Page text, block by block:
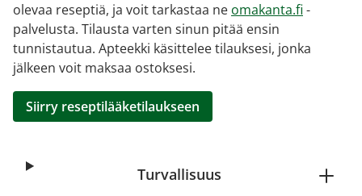
olevaa reseptiä, ja voit tarkastaa ne omakanta.fi -
palvelusta. Tilausta varten sinun pitää ensin
tunnistautua. Apteekki käsittelee tilauksesi, jonka
jälkeen voit maksaa ostoksesi.
Siirry reseptilääketilaukseen
Turvallisuus